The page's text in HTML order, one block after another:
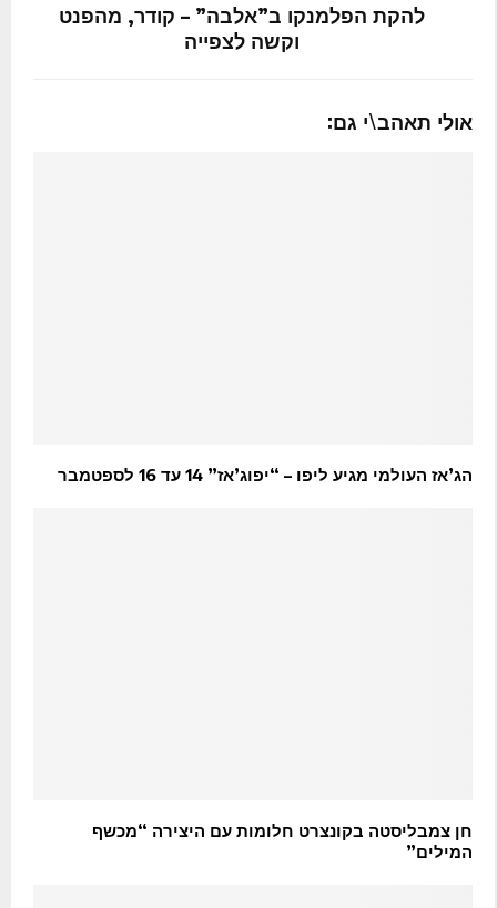
להקת הפלמנקו ב”אלבה” – קודר, מהפנט
וקשה לצפייה
אולי תאהב\י גם:
הג’אז העולמי מגיע ליפו – “יפוג’אז” 14 עד 16 לספטמבר
חן צמבליסטה בקונצרט חלומות עם היצירה “מכשף
המילים”